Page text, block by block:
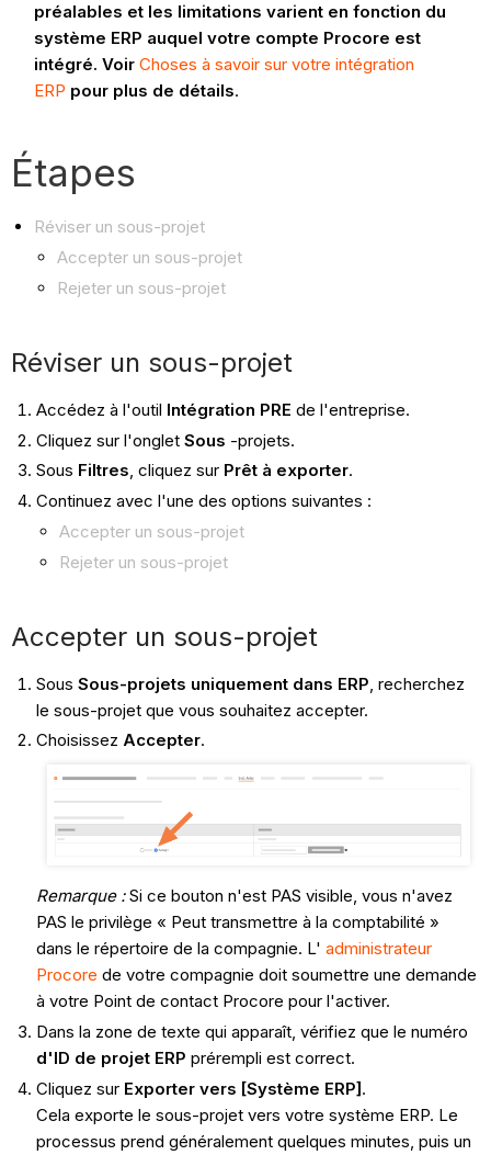
préalables et les limitations varient en fonction du
système ERP auquel votre compte Procore est
intégré. VoirChoses à savoir sur votre intégration
ERP pour plus de détails.
Étapes
Réviser un sous-projet
Accepter un sous-projet
Rejeter un sous-projet
Réviser un sous-projet
Accédez à l'outil Intégration PRE de l'entreprise.
Cliquez sur l'onglet Sous -projets.
Sous Filtres, cliquez sur Prêt à exporter.
Continuez avec l'une des options suivantes :
Accepter un sous-projet
Rejeter un sous-projet
Accepter un sous-projet
Sous Sous-projets uniquement dans ERP , recherchez
le sous-projet que vous souhaitez accepter.
Choisissez Accepter.
Remarque :Si ce bouton n'est PAS visible, vous n'avez
PAS le privilège « Peut transmettre à la comptabilité »
dans le répertoire de la compagnie. L' administrateur
Procore de votre compagnie doit soumettre une demande
à votre Point de contact Procore pour l'activer.
Dans la zone de texte qui apparaît, vérifiez que le numéro
d'ID de projet ERP prérempli est correct.
Cliquez sur Exporter vers [Système ERP].
Cela exporte le sous-projet vers votre système ERP. Le
processus prend généralement quelques minutes, puis un